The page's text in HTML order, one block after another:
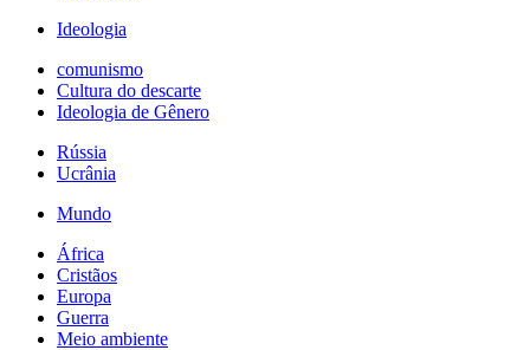
Ideologia
comunismo
Cultura do descarte
Ideologia de Gênero
Rússia
Ucrânia
Mundo
África
Cristãos
Europa
Guerra
Meio ambiente